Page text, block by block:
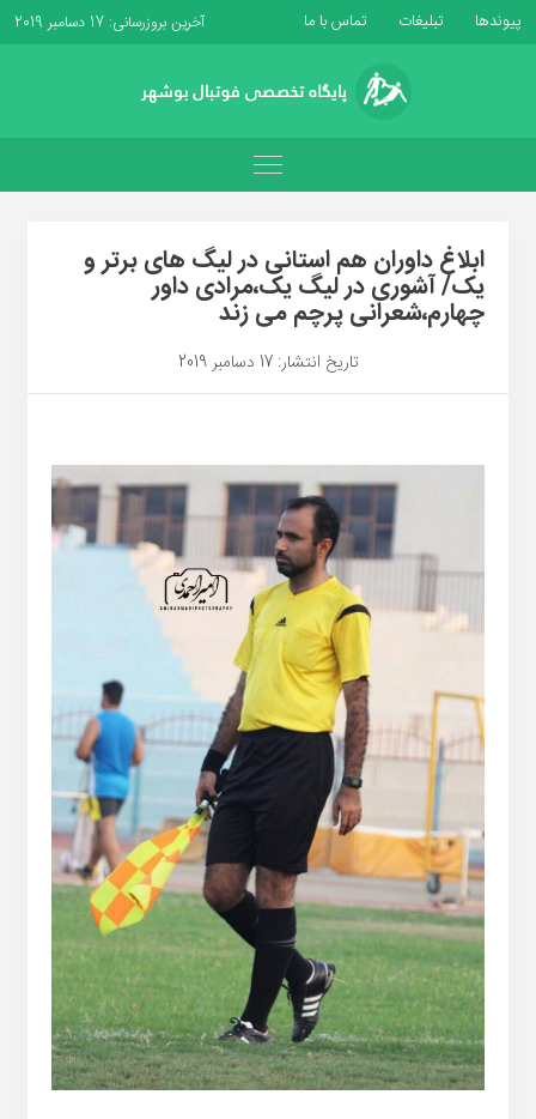
پیوندها تبلیغات تماس با ما آخرین بروزرسانی: 17 دسامبر 2019
ابلاغ داوران هم استانی در لیگ های برتر و
یک/ آشوری در لیگ یک،مرادی داور
چهارم،شعرانی پرچم می زند
تاریخ انتشار: 17 دسامبر 2019